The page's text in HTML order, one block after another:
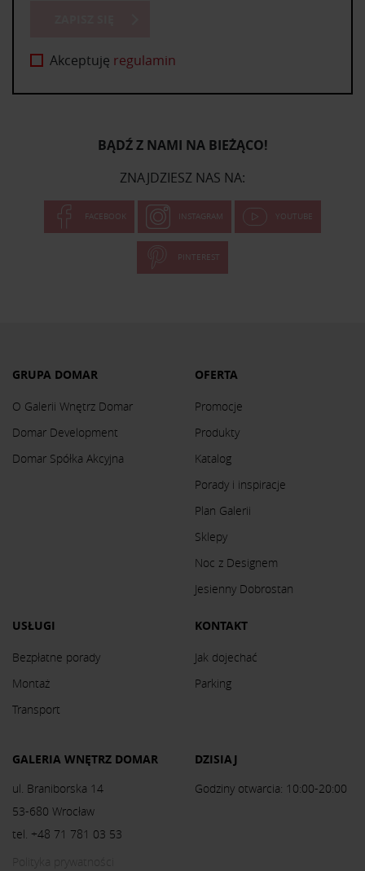
Akceptuję regulamin
BĄDŹ Z NAMI NA BIEŻĄCO!
ZNAJDZIESZ NAS NA:
FACEBOOK INSTAGRAM YOUTUBE
PINTEREST
GRUPA DOMAR
O Galerii Wnętrz Domar
Domar Development
Domar Spółka Akcyjna
OFERTA
Promocje
Produkty
Katalog
Porady i inspiracje
Plan Galerii
Sklepy
Noc z Designem
Jesienny Dobrostan
USŁUGI
Bezpłatne porady
Montaż
Transport
KONTAKT
Jak dojechać
Parking
GALERIA WNĘTRZ DOMAR
ul. Braniborska 14
53-680 Wrocław
tel. +48 71 781 03 53
DZISIAJ
Godziny otwarcia: 10:00-20:00